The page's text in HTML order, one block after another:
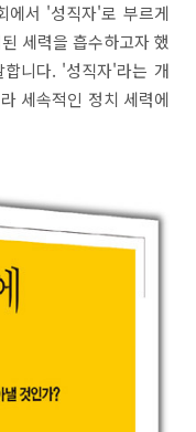
에서 '성직자'로 부르게
세력을 흡수하고자 했
합니다. '성직자'라는 개
세속적인 정치 세력에